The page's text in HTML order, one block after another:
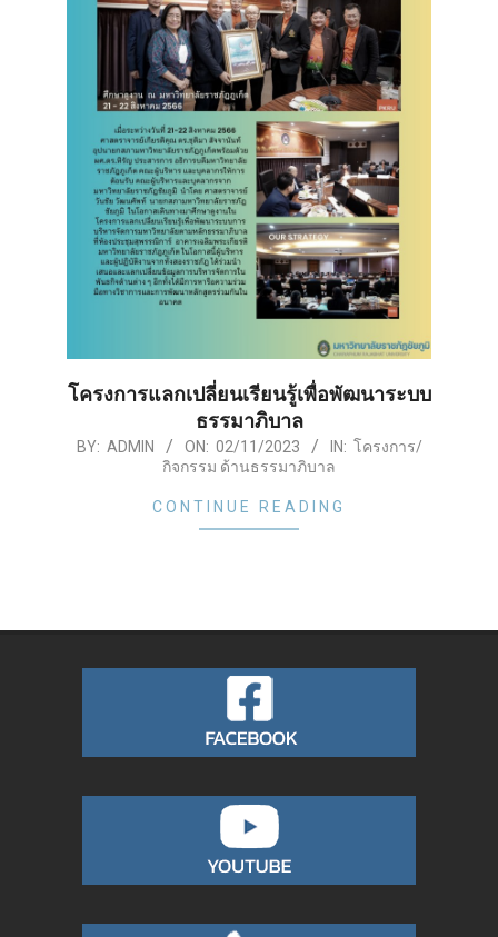
โครงการแลกเปลี่ยนเรียนรู้เพื่อพัฒนาระบบ
ธรรมาภิบาล
2023-
BY: ADMIN ON: 02/11/2023 IN: โครงการ/
กิจกรรม ด้านธรรมาภิบาล
CONTINUE READING